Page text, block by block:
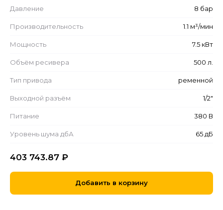
Давление 8 бар
Производительность 1.1 м³/мин
Мощность 7.5 кВт
Объём ресивера 500 л.
Тип привода ременной
Выходной разъём 1/2"
Питание 380 В
Уровень шума дбА 65 дБ
403 743.87 ₽
Добавить в корзину